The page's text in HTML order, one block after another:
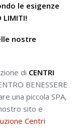
le esigenze
LIMITI!
nostre
di CENTRI
BENESSERE
una piccola SPA,
sito e
Centri